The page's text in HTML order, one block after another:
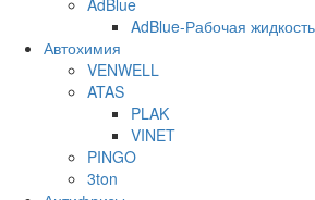
AdBlue
AdBlue-Рабочая
Автохимия
VENWELL
ATAS
PLAK
VINET
PINGO
3ton